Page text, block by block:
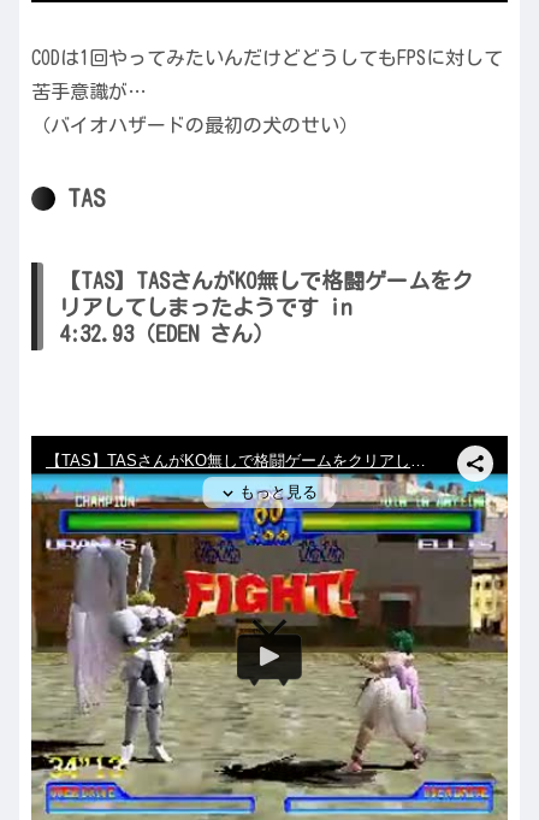
CODは1回やってみたいんだけどどうしてもFPSに対して
苦手意識が…
（バイオハザードの最初の犬のせい）
TAS
【TAS】TASさんがKO無しで格闘ゲームをク
リアしてしまったようです in
4:32.93（EDEN さん）